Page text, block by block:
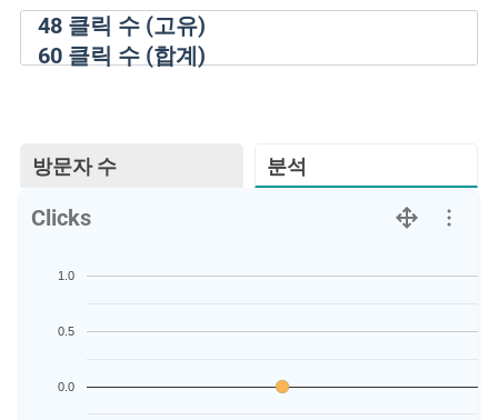
48클릭 수 (고유)
60클릭 수 (합계)
방문자 수 분석
Clicks
0.0
0.5
1.0